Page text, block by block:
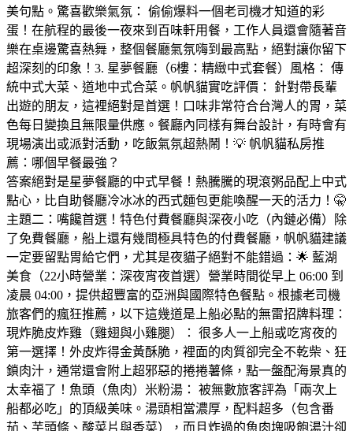
美句點。驚喜歡樂氣氛： 偷偷爆料一個老司機才知道的彩
蛋！在航程的最後一夜來到百味軒用餐，工作人員還會隨著音
樂在桌邊驚喜熱舞，整個餐廳氣氛嗨到最高點，絕對讓你留下
超深刻的印象！3. 星夢餐廳（6樓：精緻中式套餐）風格： 傳
統中式大菜、道地中式合菜。帆帆貓實吃評價： 針對帶長輩
出遊的朋友，這裡絕對是首選！口味非常符合台灣人的胃，菜
色每日變換且無限量供應。餐廳內同樣有舞台設計，有時會有
現場演出或派對活動，吃飯氣氛超熱鬧！💡 帆帆貓私房推
薦：哪個早餐最強？
答案絕對是星夢餐廳的中式早餐！熱騰騰的現滾粥品配上中式
點心，比自助餐廳冷冰冰的西式麵包更能喚醒一天的活力！🤫
主題二：嘴饞首選！特色付費餐廳與深夜小吃（內鏈必備）除
了免費餐廳，船上還有幾間極具特色的付費餐廳，帆帆貓建議
一定要留點胃給它們，尤其是夜貓子絕對不能錯過：🌟 藍湖
美食（22小時營業：深夜宵夜首選）營業時間從早上 06:00 到
凌晨 04:00，提供超豐富的亞洲與國際特色餐點。根據老司機
旅客們的瘋狂推薦，以下這幾道是上船必點的無雷招牌料理：
現炸脆皮炸雞（雞翅與小雞腿）： 很多人一上船或吃宵夜的
第一選擇！外皮炸得金黃酥脆，裡面的肉質卻完全不乾柴、狂
鎖肉汁，通常還會附上超邪惡的捲捲薯條，點一盤配海景真的
太幸福了！魚頭（魚肉）米粉湯： 被無數旅客評為「兩次上
船都必吃」的頂級美味。湯頭相當濃厚，配料超多（包含番
茄、芋頭條、酸菜片與香菜），而且炸過的魚肉塊吸飽湯汁卻